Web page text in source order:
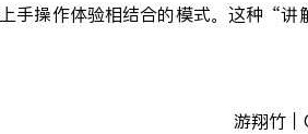
手操作体验相结合的模式。这种“
游翔竹